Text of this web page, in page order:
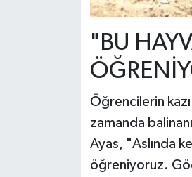
"BU
Öğrencilerin
zamanda
Ayas, "Aslında
öğreniyoruz.